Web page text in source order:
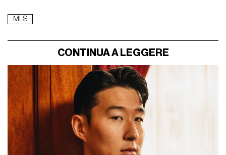
MLS
CONTINUA A LEGGERE